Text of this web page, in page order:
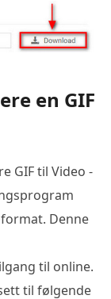
en GIF
GIF til Video -
Denne
til online.
til følgende